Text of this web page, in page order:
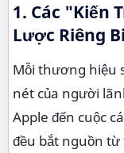
1. Các "Kiến
Lược Riêng
Mỗi thương hiệu
nét của người
Apple đến cuộc
đều bắt nguồn từ